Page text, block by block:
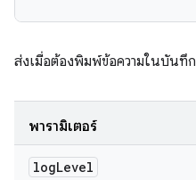
ส่งเมื่อต้องพิมพ์ข้อความในบันทึก
พารามิเตอร์
logLevel